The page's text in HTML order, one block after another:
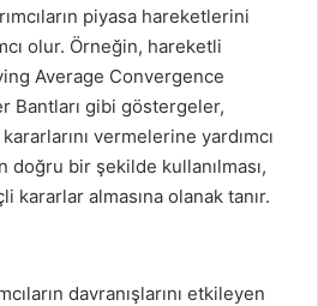
piyasa hareketlerini
olur. Örneğin, hareketli
Average Convergence
Bantları gibi göstergeler,
kararlarını vermelerine yardımcı
bir şekilde kullanılması,
kararlar almasına olanak tanır.
davranışlarını etkileyen